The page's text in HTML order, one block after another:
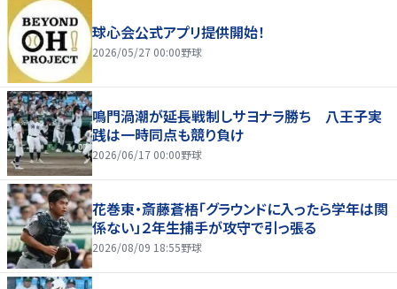
球心会公式アプリ提供開始！
2026/05/27 00:00野球
鳴門渦潮が延長戦制しサヨナラ勝ち 八王子実
践は一時同点も競り負け
2026/06/17 00:00野球
花巻東・斎藤蒼梧「グラウンドに入ったら学年は関
係ない」２年生捕手が攻守で引っ張る
2026/08/09 18:55野球